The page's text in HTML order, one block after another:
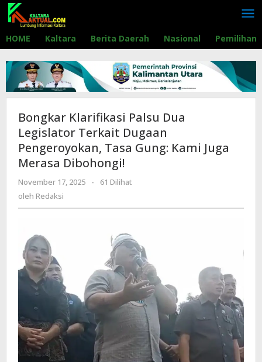
Lewati
konten
HOME Kaltara Berita Daerah Nasional Pemilihan
Bongkar Klarifikasi Palsu Dua
Legislator Terkait Dugaan
Pengeroyokan, Tasa Gung: Kami Juga
Merasa Dibohongi!
November 17, 2025
oleh
-
61 Dilihat
oleh Redaksi